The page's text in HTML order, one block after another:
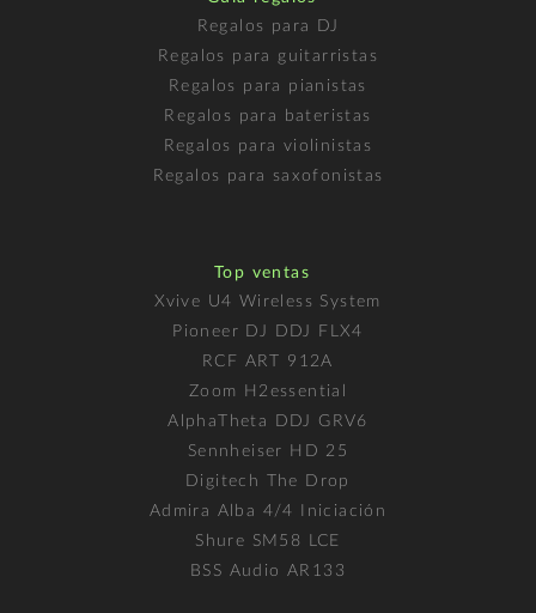
Regalos para DJ
Regalos para guitarristas
Regalos para pianistas
Regalos para bateristas
Regalos para violinistas
Regalos para saxofonistas
Top ventas
Xvive U4 Wireless System
Pioneer DJ DDJ FLX4
RCF ART 912A
Zoom H2essential
AlphaTheta DDJ GRV6
Sennheiser HD 25
Digitech The Drop
Admira Alba 4/4 Iniciación
Shure SM58 LCE
BSS Audio AR133